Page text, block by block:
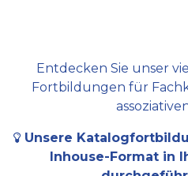
Entdecken Sie unser
Fortbildungen für
Unsere
Inhouse-Format in